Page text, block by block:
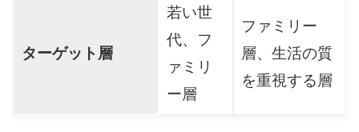
ターゲット層
若い世
代、フ
ァミリ
ー層
ファミリー
層、生活の質
を重視する層